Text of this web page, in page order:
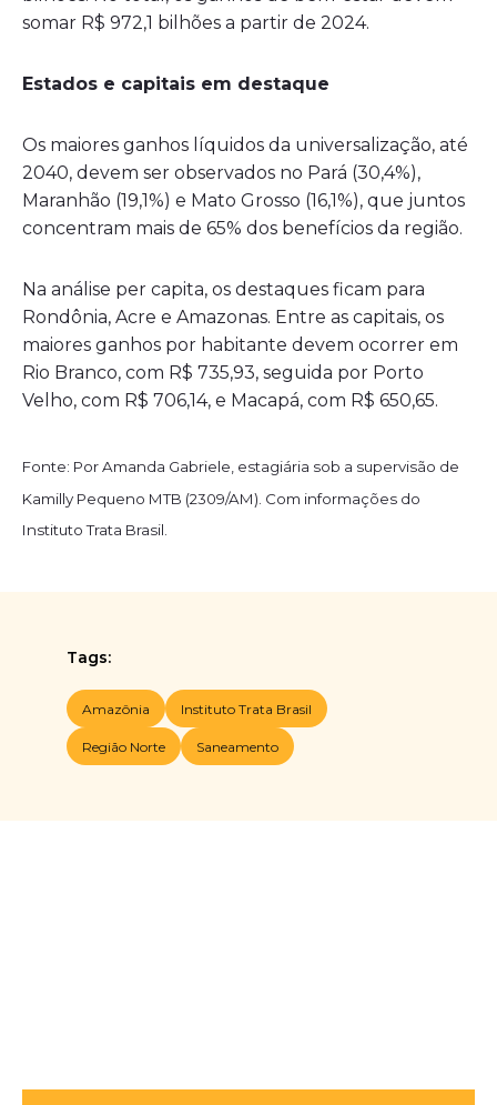
somar R$ 972,1 bilhões a partir de 2024.
Estados e capitais em destaque
Os maiores ganhos líquidos da universalização, até
2040, devem ser observados no Pará (30,4%),
Maranhão (19,1%) e Mato Grosso (16,1%), que juntos
concentram mais de 65% dos benefícios da região.
Na análise per capita, os destaques ficam para
Rondônia, Acre e Amazonas. Entre as capitais, os
maiores ganhos por habitante devem ocorrer em
Rio Branco, com R$ 735,93, seguida por Porto
Velho, com R$ 706,14, e Macapá, com R$ 650,65.
Fonte: Por Amanda Gabriele, estagiária sob a supervisão de
Kamilly Pequeno MTB (2309/AM). Com informações do
Instituto Trata Brasil.
Tags:
Amazônia Instituto Trata Brasil
Região Norte Saneamento